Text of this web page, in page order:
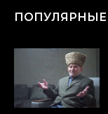
ПОПУЛЯРНЫЕ